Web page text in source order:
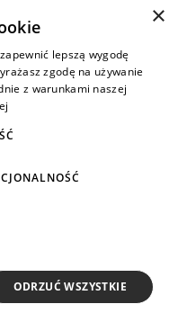
jako zdolność
roślin na niej
i nie można
Intermag
×
lepszą wygodę
zgodę na używanie
z warunkami naszej
ODRZUĆ WSZYSTKIE